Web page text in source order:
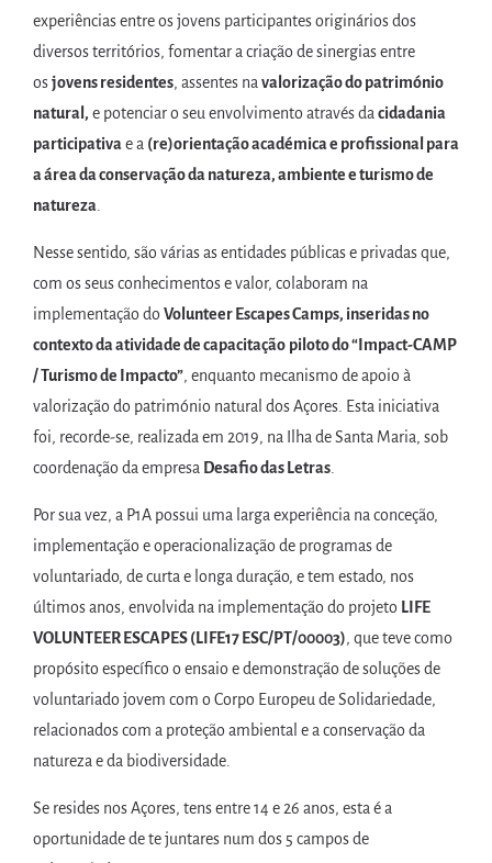
experiências entre os jovens participantes originários dos
diversos territórios, fomentar a criação de sinergias entre
osjovens residentes, assentes na valorização do património
natural, e potenciar o seu envolvimento através da cidadania
participativae a (re)orientação académica e profissional para
a área da conservação da natureza, ambiente e turismo de
natureza
Nesse sentido, são várias as entidades públicas e privadas que,
com os seus conhecimentos e valor, colaboram na
implementação do Volunteer Escapes Camps, inseridas no
contexto da atividade de capacitação piloto do “Impact-CAMP
/ Turismo de Impacto”, enquanto mecanismo de apoio à
valorização do património natural dos Açores. Esta iniciativa
foi, recorde-se, realizada em 2019, na Ilha de Santa Maria, sob
coordenação da empresa Desafio das Letras
Por sua vez, a P1A possui uma larga experiência na conceção,
implementação e operacionalização de programas de
voluntariado, de curta e longa duração, e tem estado, nos
últimos anos, envolvida na implementação do projeto LIFE
VOLUNTEER ESCAPES (LIFE17 ESC/PT/00003), que teve como
propósito específico o ensaio e demonstração de soluções de
voluntariado jovem com o Corpo Europeu de Solidariedade,
relacionados com a proteção ambiental e a conservação da
natureza e da biodiversidade.
Se resides nos Açores, tens entre 14 e 26 anos, esta é a
oportunidade de te juntares num dos 5 campos de